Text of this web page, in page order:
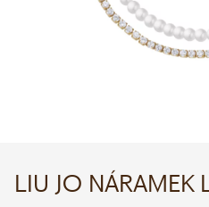
WHATSAPP
LIU JO NÁRAMEK